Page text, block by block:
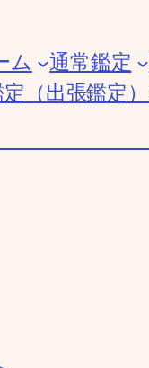
ム 通常鑑定
（出張鑑定）